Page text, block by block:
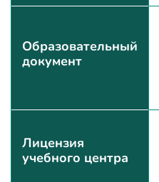
Образовательный
документ
Лицензия
учебного центра